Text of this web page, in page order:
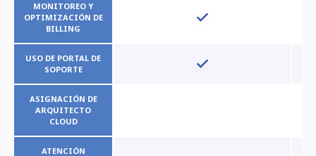
MONITOREO Y
OPTIMIZACIÓN DE
BILLING
USO DE PORTAL DE
SOPORTE
ASIGNACIÓN DE
ARQUITECTO
CLOUD
ATENCIÓN